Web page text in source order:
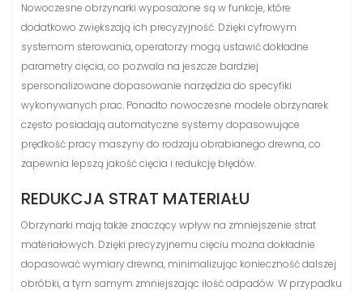
Nowoczesne obrzynarki wyposażone są w funkcje, które
dodatkowo zwiększają ich precyzyjność. Dzięki cyfrowym
systemom sterowania, operatorzy mogą ustawić dokładne
parametry cięcia, co pozwala na jeszcze bardziej
spersonalizowane dopasowanie narzędzia do specyfiki
wykonywanych prac. Ponadto nowoczesne modele obrzynarek
często posiadają automatyczne systemy dopasowujące
prędkość pracy maszyny do rodzaju obrabianego drewna, co
zapewnia lepszą jakość cięcia i redukcję błędów.
REDUKCJA STRAT MATERIAŁU
Obrzynarki mają także znaczący wpływ na zmniejszenie strat
materiałowych. Dzięki precyzyjnemu cięciu można dokładnie
dopasować wymiary drewna, minimalizując konieczność dalszej
obróbki, a tym samym zmniejszając ilość odpadów. W przypadku